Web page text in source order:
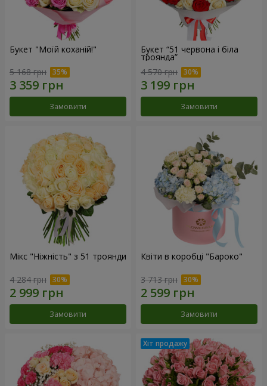
Букет "Моїй коханій!"
5 168 грн
Замовити
Букет “51 червона і біла
троянда”
4 570 грн
Замовити
Мікс "Ніжність" з 51 троянди
4 284 грн
Замовити
Квіти в коробці "Бароко"
3 713 грн
Замовити